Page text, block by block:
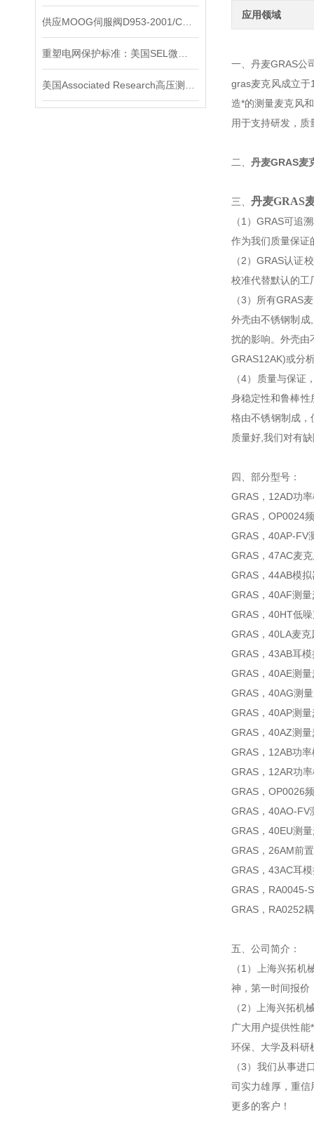
应用领域
一、丹麦GRAS公
gras麦克风成立于
造*的测量麦克风
用于支持研发，
二、 丹麦GRAS麦
三、 丹麦GRAS
（1）GRAS可追
作为我们质量保证
（2）GRAS认证
校准代替默认的工
（3）所有GRAS
外壳由不锈钢制成
扰的影响。外壳由
GRAS12AK)或分
（4）质量与保
身稳定性和鲁棒性
格由不锈钢制成
质量好,我们对有
四、部分型号：
GRAS，12AD功
GRAS，OP0024
GRAS，40AP-FV
GRAS，47AC麦
GRAS，44AB模拟
GRAS，40AF测
GRAS，40HT低
GRAS，40LA麦克
GRAS，43AB耳
GRAS，40AE测
GRAS，40AG测
GRAS，40AP测
GRAS，40AZ测
GRAS，12AB功
GRAS，12AR功
GRAS，OP0026
GRAS，40AO-FV
GRAS，40EU测
GRAS，26AM前
GRAS，43AC耳
GRAS，RA0045-
GRAS，RA0252
五、公司简介：
（1）上海兴拓
神，第一时间报价
（2）上海兴拓机
广大用户提供性
环保、大学及科研
（3）我们从事
司实力雄厚，重
更多的客户！